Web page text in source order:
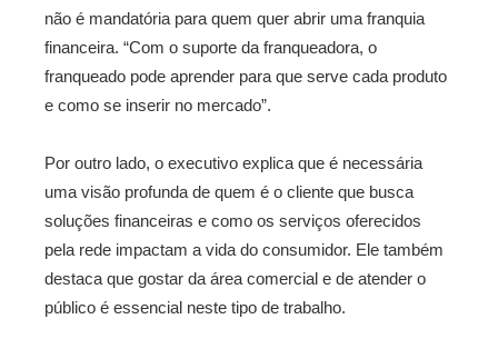
não é mandatória para quem quer abrir uma franquia
financeira. “Com o suporte da franqueadora, o
franqueado pode aprender para que serve cada produto
e como se inserir no mercado”.
Por outro lado, o executivo explica que é necessária
uma visão profunda de quem é o cliente que busca
soluções financeiras e como os serviços oferecidos
pela rede impactam a vida do consumidor. Ele também
destaca que gostar da área comercial e de atender o
público é essencial neste tipo de trabalho.